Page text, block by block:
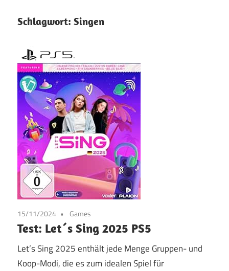
Schlagwort: Singen
15/11/2024 Games
Test: Let´s Sing 2025 PS5
Let’s Sing 2025 enthält jede Menge Gruppen- und
Koop-Modi, die es zum idealen Spiel für